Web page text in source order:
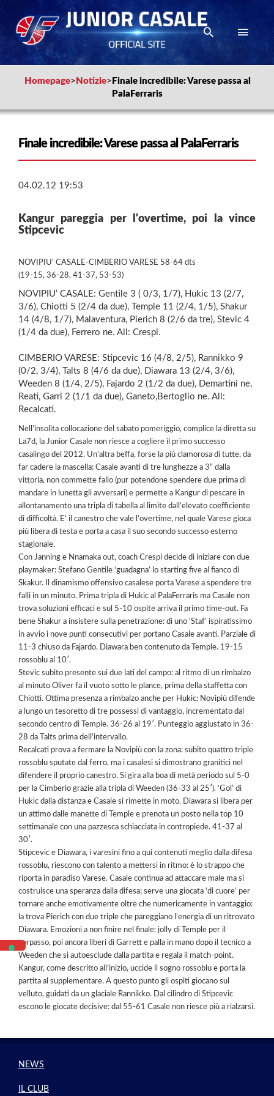
Homepage> Notizie> Finale incredibile: Varese passa al
PalaFerraris
Finale incredibile: Varese passa al PalaFerraris
04.02.12 19:53
Kangur pareggia per l'overtime, poi la vince
Stipcevic
NOVIPIU’ CASALE-CIMBERIO VARESE 58-64 dts
(19-15, 36-28, 41-37, 53-53)
NOVIPIU’ CASALE: Gentile 3 ( 0/3, 1/7), Hukic 13 (2/7,
3/6), Chiotti 5 (2/4 da due), Temple 11 (2/4, 1/5), Shakur
14 (4/8, 1/7), Malaventura, Pierich 8 (2/6 da tre), Stevic 4
(1/4 da due), Ferrero ne. All: Crespi.
CIMBERIO VARESE: Stipcevic 16 (4/8, 2/5), Rannikko 9
(0/2, 3/4), Talts 8 (4/6 da due), Diawara 13 (2/4, 3/6),
Weeden 8 (1/4, 2/5), Fajardo 2 (1/2 da due), Demartini ne,
Reati, Garri 2 (1/1 da due), Ganeto,Bertoglio ne. All:
Recalcati.
Nell’insolita collocazione del sabato pomeriggio, complice la diretta su
La7d, la Junior Casale non riesce a cogliere il primo successo
casalingo del 2012. Un’altra beffa, forse la più clamorosa di tutte, da
far cadere la mascella: Casale avanti di tre lunghezze a 3” dalla
vittoria, non commette fallo (pur potendone spendere due prima di
mandare in lunetta gli avversari) e permette a Kangur di pescare in
allontanamento una tripla di tabella al limite dall’elevato coefficiente
di difficoltà. E’ il canestro che vale l’overtime, nel quale Varese gioca
più libera di testa e porta a casa il suo secondo successo esterno
stagionale.
Con Janning e Nnamaka out, coach Crespi decide di iniziare con due
playmaker: Stefano Gentile ‘guadagna’ lo starting five al fianco di
Skakur. Il dinamismo offensivo casalese porta Varese a spendere tre
falli in un minuto. Prima tripla di Hukic al PalaFerraris ma Casale non
trova soluzioni efficaci e sul 5-10 ospite arriva il primo time-out. Fa
bene Shakur a insistere sulla penetrazione: di uno ‘Staf’ ispiratissimo
in avvio i nove punti consecutivi per portano Casale avanti. Parziale di
11-3 chiuso da Fajardo. Diawara ben contenuto da Temple. 19-15
rossoblu al 10′.
Stevic subito presente sui due lati del campo: al ritmo di un rimbalzo
al minuto Oliver fa il vuoto sotto le plance, prima della staffetta con
Chiotti. Ottima presenza a rimbalzo anche per Hukic: Novipiù difende
a lungo un tesoretto di tre possessi di vantaggio, incrementato dal
secondo centro di Temple. 36-26 al 19′. Punteggio aggiustato in 36-
28 da Talts prima dell’intervallo.
Recalcati prova a fermare la Novipiù con la zona: subito quattro triple
rossoblu sputate dal ferro, ma i casalesi si dimostrano granitici nel
difendere il proprio canestro. Si gira alla boa di metà periodo sul 5-0
per la Cimberio grazie alla tripla di Weeden (36-33 al 25′). ‘Gol’ di
Hukic dalla distanza e Casale si rimette in moto. Diawara si libera per
un attimo dalle manette di Temple e prenota un posto nella top 10
settimanale con una pazzesca schiacciata in contropiede. 41-37 al
30′.
Stipcevic e Diawara, i varesini fino a qui contenuti meglio dalla difesa
rossoblu, riescono con talento a mettersi in ritmo: è lo strappo che
riporta in paradiso Varese. Casale continua ad attaccare male ma si
costruisce una speranza dalla difesa; serve una giocata ‘di cuore’ per
tornare anche emotivamente oltre che numericamente in vantaggio:
la trova Pierich con due triple che pareggiano l’energia di un ritrovato
Diawara. Emozioni a non finire nel finale: jolly di Temple per il
sorpasso, poi ancora liberi di Garrett e palla in mano dopo il tecnico a
Weeden che si autoesclude dalla partita e regala il match-point.
Kangur, come descritto all’inizio, uccide il sogno rossoblu e porta la
partita al supplementare. A questo punto gli ospiti giocano sul
velluto, guidati da un glaciale Rannikko. Dal cilindro di Stipcevic
escono le giocate decisive: dal 55-61 Casale non riesce più a rialzarsi.
NEWS
IL CLUB